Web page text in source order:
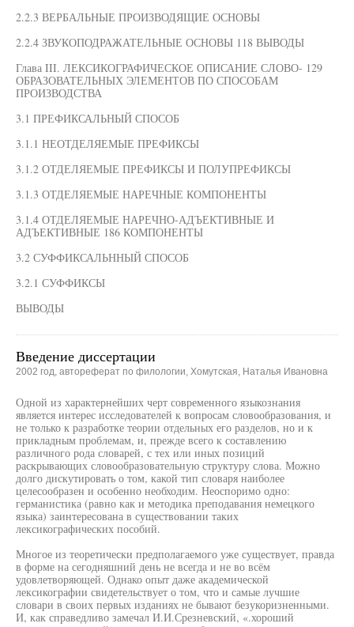
2.2.3 ВЕРБАЛЬНЫЕ ПРОИЗВОДЯЩИЕ ОСНОВЫ
2.2.4 ЗВУКОПОДРАЖАТЕЛЬНЫЕ ОСНОВЫ 118 ВЫВОДЫ
Глава III. ЛЕКСИКОГРАФИЧЕСКОЕ ОПИСАНИЕ СЛОВО- 129
ОБРАЗОВАТЕЛЬНЫХ ЭЛЕМЕНТОВ ПО СПОСОБАМ
ПРОИЗВОДСТВА
3.1 ПРЕФИКСАЛЬНЫЙ СПОСОБ
3.1.1 НЕОТДЕЛЯЕМЫЕ ПРЕФИКСЫ
3.1.2 ОТДЕЛЯЕМЫЕ ПРЕФИКСЫ И ПОЛУПРЕФИКСЫ
3.1.3 ОТДЕЛЯЕМЫЕ НАРЕЧНЫЕ КОМПОНЕНТЫ
3.1.4 ОТДЕЛЯЕМЫЕ НАРЕЧНО-АДЪЕКТИВНЫЕ И
АДЪЕКТИВНЫЕ 186 КОМПОНЕНТЫ
3.2 СУФФИКСАЛЬННЫЙ СПОСОБ
3.2.1 СУФФИКСЫ
ВЫВОДЫ
Введение диссертации
2002 год, автореферат по филологии, Хомутская, Наталья Ивановна
Одной из характернейших черт современного языкознания
является интерес исследователей к вопросам словообразования, и
не только к разработке теории отдельных его разделов, но и к
прикладным проблемам, и, прежде всего к составлению
различного рода словарей, с тех или иных позиций
раскрывающих словообразовательную структуру слова. Можно
долго дискутировать о том, какой тип словаря наиболее
целесообразен и особенно необходим. Неоспоримо одно:
германистика (равно как и методика преподавания немецкого
языка) заинтересована в существовании таких
лексикографических пособий.
Многое из теоретически предполагаемого уже существует, правда
в форме на сегодняшний день не всегда и не во всём
удовлетворяющей. Однако опыт даже академической
лексикографии свидетельствует о том, что и самые лучшие
словари в своих первых изданиях не бывают безукоризненными.
И, как справедливо замечал И.И.Срезневский, «.хороший